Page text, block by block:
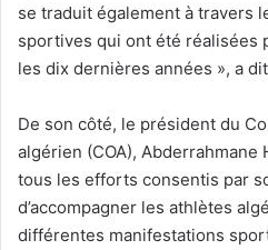
se traduit également à travers
sportives qui ont été réalisées
les dix dernières années », a
De son côté, le président du
algérien (COA), Abderrahmane
tous les efforts consentis par
d’accompagner les athlètes
différentes manifestations